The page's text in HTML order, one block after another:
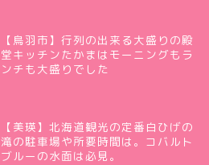
【鳥羽市】行列の出来る大盛りの殿
堂キッチンたかまはモーニングもラ
ンチも大盛りでした
【美瑛】北海道観光の定番白ひげの
滝の駐車場や所要時間は。コバルト
ブルーの水面は必見。